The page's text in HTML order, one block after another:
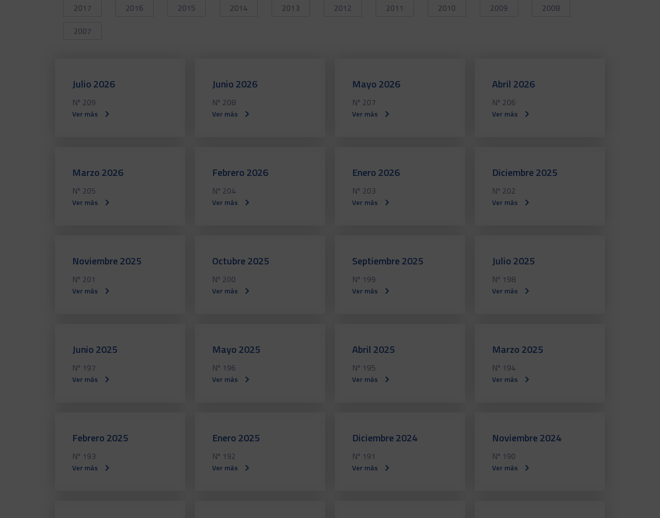
2017
2016 2015 2014 2013 2012 2011 2010 2009
2008
2007
Julio 2026
Nº 209
Ver más
Junio 2026
Nº 208
Ver más
Mayo 2026
Nº 207
Ver más
Abril 2026
Nº 206
Ver más
Marzo 2026
Nº 205
Ver más
Febrero 2026
Nº 204
Ver más
Enero 2026
Nº 203
Ver más
Diciembre 2025
Nº 202
Ver más
Noviembre 2025
Nº 201
Ver más
Octubre 2025
Nº 200
Ver más
Septiembre 2025
Nº 199
Ver más
Julio 2025
Nº 198
Ver más
Junio 2025
Nº 197
Ver más
Mayo 2025
Nº 196
Ver más
Abril 2025
Nº 195
Ver más
Marzo 2025
Nº 194
Ver más
Febrero 2025
Nº 193
Ver más
Enero 2025
Nº 192
Ver más
Diciembre 2024
Nº 191
Ver más
Noviembre 2024
Nº 190
Ver más